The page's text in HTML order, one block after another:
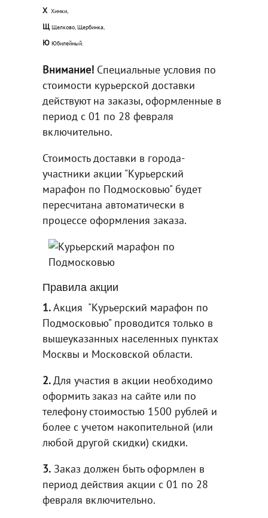
Х Химки,
Щ Щелково, Щербинка,
Ю Юбилейный.
Внимание! Специальные условия по
стоимости курьерской доставки
действуют на заказы, оформленные в
период с 01 по 28 февраля
включительно.
Стоимость доставки в города-
участники акции "Курьерский
марафон по Подмосковью" будет
пересчитана автоматически в
процессе оформления заказа.
Правила акции
1.Акция "Курьерский марафон по
Подмосковью" проводится только в
вышеуказанных населенных пунктах
Москвы и Московской области.
2. Для участия в акции необходимо
оформить заказ на сайте или по
телефону стоимостью 1500 рублей и
более с учетом накопительной (или
любой другой скидки) скидки.
3. Заказ должен быть оформлен в
период действия акции с 01 по 28
февраля включительно.